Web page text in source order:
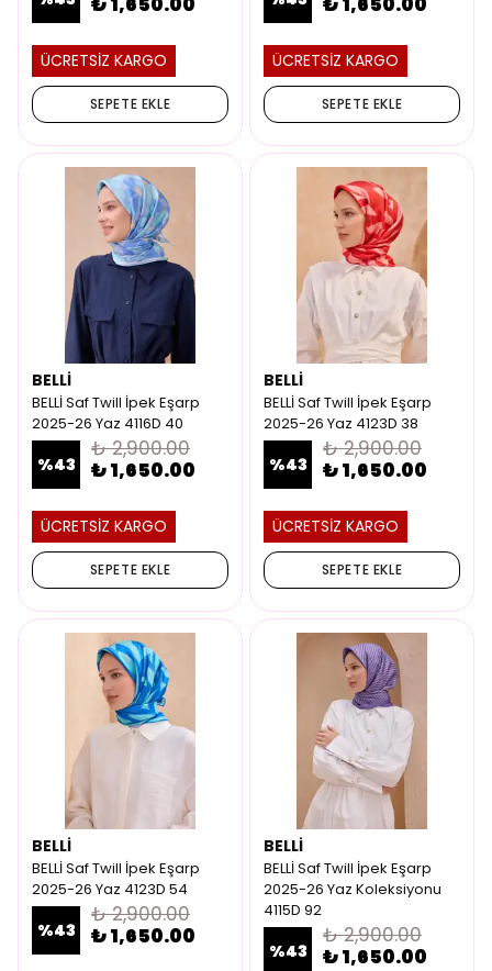
ÜCRETSİZ KARGO
SEPETE EKLE
ÜCRETSİZ KARGO
SEPETE EKLE
BELLİ
BELLİ Saf Twill İpek Eşarp
2025-26 Yaz 4116D 40
%43
₺ 2,900.00
₺ 1,650.00
ÜCRETSİZ KARGO
SEPETE EKLE
BELLİ
BELLİ Saf Twill İpek Eşarp
2025-26 Yaz 4123D 38
%43
₺ 2,900.00
₺ 1,650.00
ÜCRETSİZ KARGO
SEPETE EKLE
BELLİ
BELLİ Saf Twill İpek Eşarp
2025-26 Yaz 4123D 54
%43
₺ 2,900.00
₺ 1,650.00
BELLİ
BELLİ Saf Twill İpek Eşarp
2025-26 Yaz Koleksiyonu
4115D 92
%43
₺ 2,900.00
₺ 1,650.00